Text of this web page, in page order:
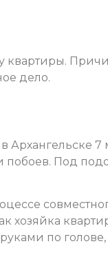
квартиры.
дело.
Архангельске 7
Под
хозяйка
по голове,